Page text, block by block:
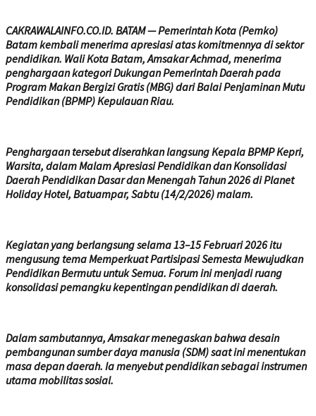
CAKRAWALAINFO.CO.ID. BATAM — Pemerintah Kota (Pemko)
Batam kembali menerima apresiasi atas komitmennya di sektor
pendidikan. Wali Kota Batam, Amsakar Achmad, menerima
penghargaan kategori Dukungan Pemerintah Daerah pada
Program Makan Bergizi Gratis (MBG) dari Balai Penjaminan Mutu
Pendidikan (BPMP) Kepulauan Riau.
Penghargaan tersebut diserahkan langsung Kepala BPMP Kepri,
Warsita, dalam Malam Apresiasi Pendidikan dan Konsolidasi
Daerah Pendidikan Dasar dan Menengah Tahun 2026 di Planet
Holiday Hotel, Batuampar, Sabtu (14/2/2026) malam.
Kegiatan yang berlangsung selama 13–15 Februari 2026 itu
mengusung tema Memperkuat Partisipasi Semesta Mewujudkan
Pendidikan Bermutu untuk Semua. Forum ini menjadi ruang
konsolidasi pemangku kepentingan pendidikan di daerah.
Dalam sambutannya, Amsakar menegaskan bahwa desain
pembangunan sumber daya manusia (SDM) saat ini menentukan
masa depan daerah. Ia menyebut pendidikan sebagai instrumen
utama mobilitas sosial.